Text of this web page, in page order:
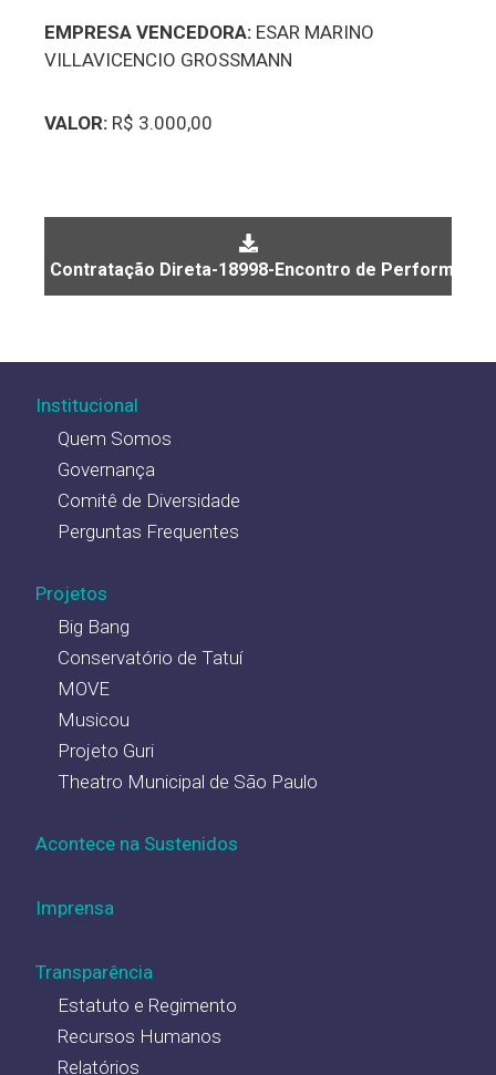
EMPRESA VENCEDORA: ESAR MARINO
VILLAVICENCIO GROSSMANN
VALOR: R$ 3.000,00
Contratação Direta-18998-Encontro de Performance
Institucional
Quem Somos
Governança
Comitê de Diversidade
Perguntas Frequentes
Projetos
Big Bang
Conservatório de Tatuí
MOVE
Musicou
Projeto Guri
Theatro Municipal de São Paulo
Acontece na Sustenidos
Imprensa
Transparência
Estatuto e Regimento
Recursos Humanos
Relatórios